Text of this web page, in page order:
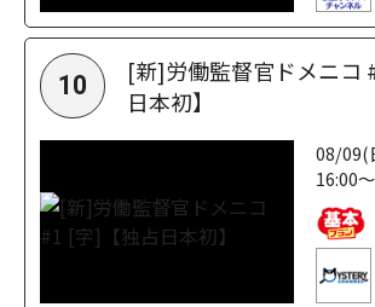
10
[新]労働監督官ドメニコ
日本初】
08/09(
16:00